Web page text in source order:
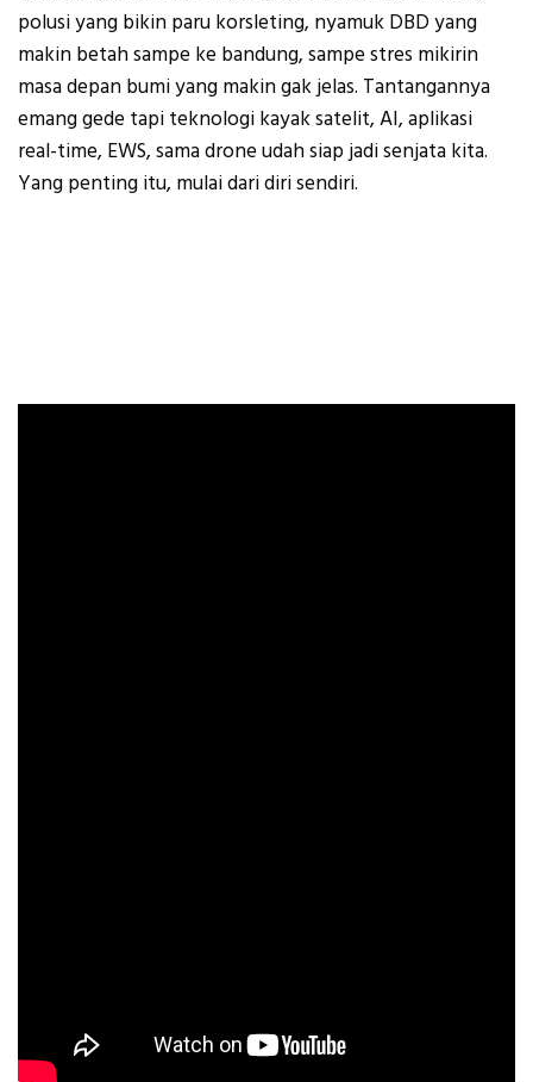
polusi yang bikin paru korsleting, nyamuk DBD yang
makin betah sampe ke bandung, sampe stres mikirin
masa depan bumi yang makin gak jelas. Tantangannya
emang gede tapi teknologi kayak satelit, AI, aplikasi
real-time, EWS, sama drone udah siap jadi senjata kita.
Yang penting itu, mulai dari diri sendiri.